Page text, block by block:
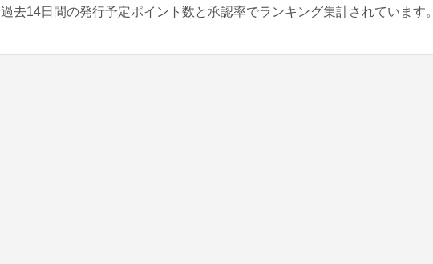
過去14日間の発行予定ポイント数と承認率でランキング集計されています。